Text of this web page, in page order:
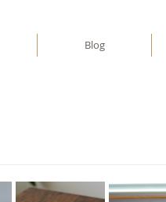
Blog